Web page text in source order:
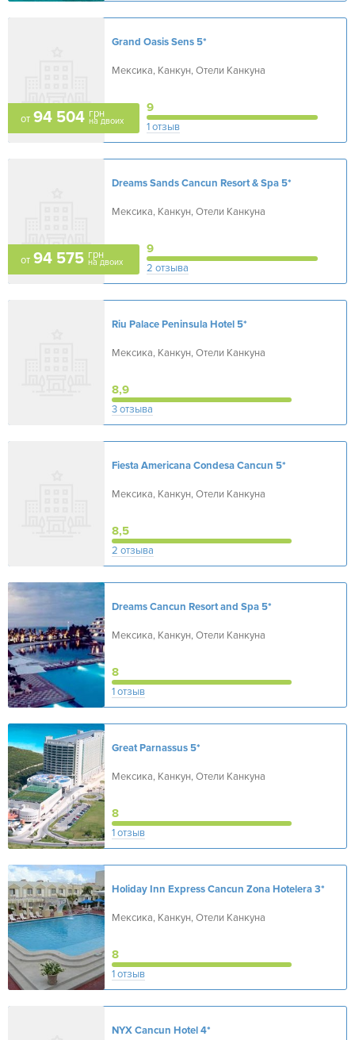
от 94 504 грн
на двоих
Grand Oasis Sens5*
Мексика, Канкун, Отели Канкуна
9
1 отзыв
от 94 575 грн
на двоих
Dreams Sands Cancun Resort & Spa5*
Мексика, Канкун, Отели Канкуна
9
2 отзыва
Riu Palace Peninsula Hotel5*
Мексика, Канкун, Отели Канкуна
8,9
3 отзыва
Fiesta Americana Condesa Cancun 5*
Мексика, Канкун, Отели Канкуна
8,5
2 отзыва
Dreams Cancun Resort and Spa5*
Мексика, Канкун, Отели Канкуна
8
1 отзыв
Great Parnassus5*
Мексика, Канкун, Отели Канкуна
8
1 отзыв
Holiday Inn Express Cancun Zona Hotelera3*
Мексика, Канкун, Отели Канкуна
8
1 отзыв
NYX Cancun Hotel4*